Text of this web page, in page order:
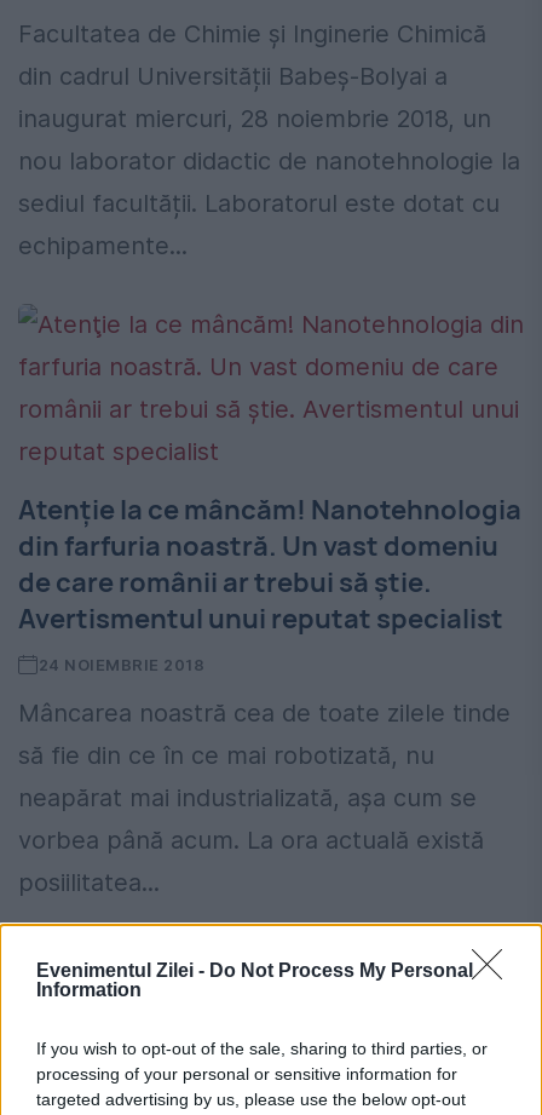
Evenimentul Zilei - Do Not Process My Personal
Information
If you wish to opt-out of the sale, sharing to third parties, or
processing of your personal or sensitive information for
targeted advertising by us, please use the below opt-out
Facultatea de Chimie și Inginerie Chimică
din cadrul Universității Babeș-Bolyai a
inaugurat miercuri, 28 noiembrie 2018, un
nou laborator didactic de nanotehnologie la
sediul facultății. Laboratorul este dotat cu
echipamente...
Atenţie la ce mâncăm! Nanotehnologia
din farfuria noastră. Un vast domeniu
de care românii ar trebui să ştie.
Avertismentul unui reputat specialist
24 NOIEMBRIE 2018
Mâncarea noastră cea de toate zilele tinde
să fie din ce în ce mai robotizată, nu
neapărat mai industrializată, aşa cum se
vorbea până acum. La ora actuală există
posiilitatea...